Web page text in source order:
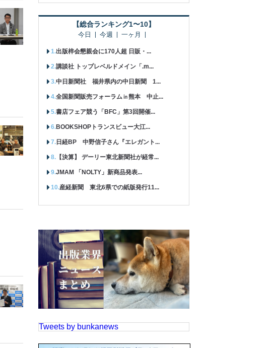
【総合ランキング1〜10】
今日 今週 一ヶ月
出版梓会懇親会に170人超 日販・...
講談社 トップレベルドメイン「.m...
中日新聞社 福井県内の中日新聞 1...
全国新聞販売フォーラム㏌熊本 中止...
書店フェア競う「BFC」第3回開催...
BOOKSHOPトランスビュー大江...
日経BP 中野信子さん『エレガント...
【決算】 デーリー東北新聞社が経常...
JMAM 「NOLTY」新商品発表...
産経新聞 東北6県での紙版発行11...
Tweets by bunkanews